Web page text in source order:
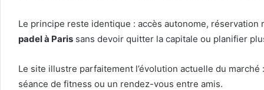
Le principe reste identique : accès autonome,
padel à Paris sans devoir quitter la capitale ou planifier
Le site illustre parfaitement l’évolution actuelle du
séance de fitness ou un rendez-vous entre amis.